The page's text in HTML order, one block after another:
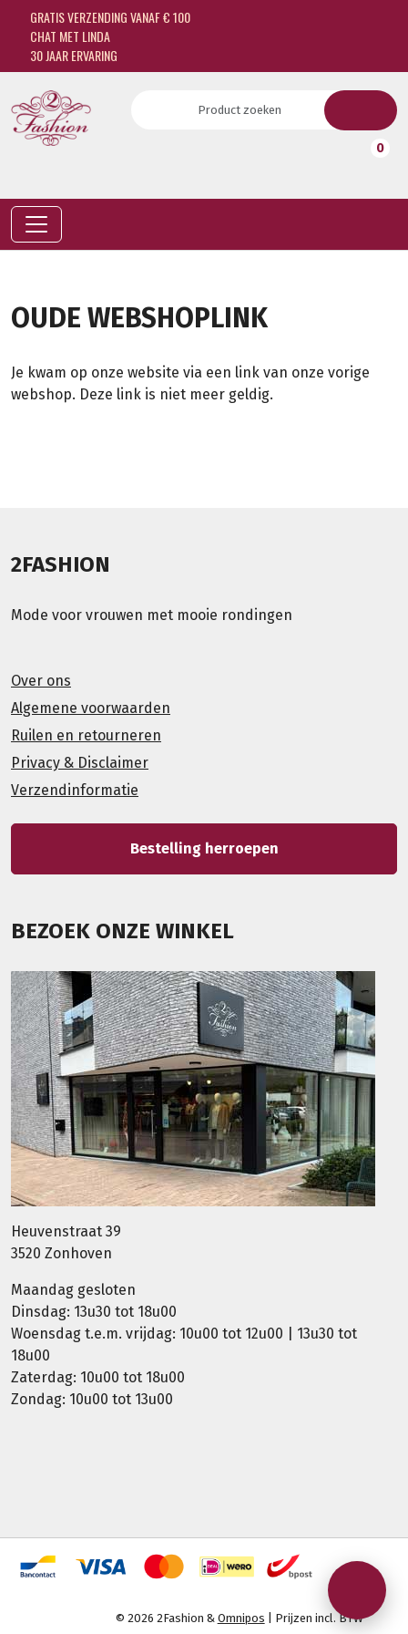
GRATIS VERZENDING VANAF € 100
CHAT MET LINDA
30 JAAR ERVARING
0
OUDE WEBSHOPLINK
Je kwam op onze website via een link van onze vorige
webshop. Deze link is niet meer geldig.
2FASHION
Mode voor vrouwen met mooie rondingen
Over ons
Algemene voorwaarden
Ruilen en retourneren
Privacy & Disclaimer
Verzendinformatie
Bestelling herroepen
BEZOEK ONZE WINKEL
Heuvenstraat 39
3520 Zonhoven
Maandag gesloten
Dinsdag: 13u30 tot 18u00
Woensdag t.e.m. vrijdag: 10u00 tot 12u00 | 13u30 tot
18u00
Zaterdag: 10u00 tot 18u00
Zondag: 10u00 tot 13u00
© 2026 2Fashion & Omnipos | Prijzen incl. BTW